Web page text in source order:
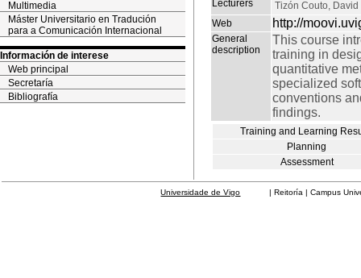
Multimedia
Máster Universitario en Tradución
para a Comunicación Internacional
Información de interese
Web principal
Secretaría
Bibliografía
Lecturers
Tizón Couto, David
Web
http://
General
description
This course
training in
quantitative
specialized
conventions
findings.
Training and Learning
Planning
Assessment
Universidade de Vigo | Reitoría | Campus